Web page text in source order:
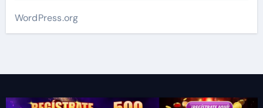
WordPress.org